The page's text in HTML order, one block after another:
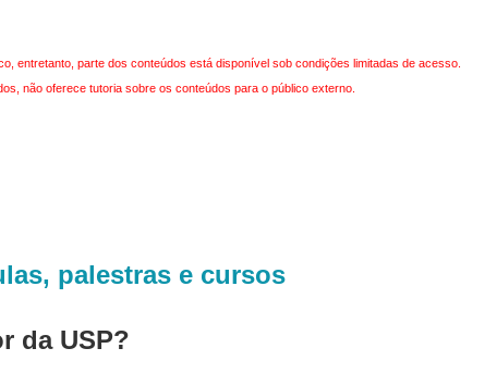
entretanto, parte dos conteúdos está disponível sob condições limitadas de acesso.
não oferece tutoria sobre os conteúdos para o público externo.
palestras e cursos
da USP?